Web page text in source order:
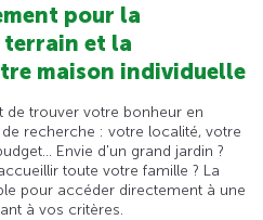
pour la
terrain et la
maison individuelle
de trouver votre bonheur en
recherche : votre localité, votre
Envie d'un grand jardin ?
toute votre famille ? La
pour accéder directement à une
à vos critères.